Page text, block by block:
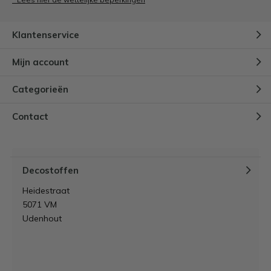
stoffen zeer goed te gebruiken voor het maken van
hoeveelheid stof? U kunt ons altijd telefonisch bereiken
mail:info@decostoffen.com
Klantenservice
Mijn account
Categorieën
Contact
Decostoffen
Heidestraat
5071 VM
Udenhout